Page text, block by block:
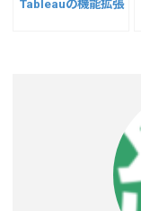
Tableauの機能拡張